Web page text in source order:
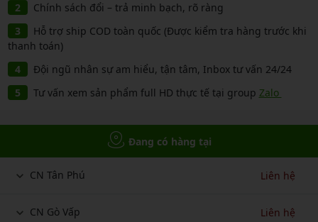
Chính sách đổi – trả minh bạch, rõ ràng
Hỗ trợ ship COD toàn quốc (Được kiểm tra hàng trước khi
thanh toán)
Đội ngũ nhân sự am hiểu, tận tâm, Inbox tư vấn 24/24
Tư vấn xem sản phẩm full HD thực tế tại group Zalo
Đang có hàng tại
CN Tân Phú Liên hệ
CN Gò Vấp Liên hệ